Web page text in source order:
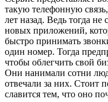
такую телефонную
лет назад. Ведь тогда
новых приложений,
быстро принимать
один номер. Тогда
чтобы облегчить свой
Они нанимали сотни
отвечали за них. Стоит
славится тем, что оно